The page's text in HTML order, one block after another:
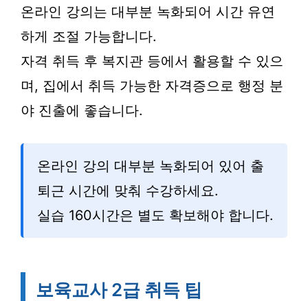
온라인 강의는 대부분 녹화되어 시간 유연
하게 조절 가능합니다.
자격 취득 후 복지관 등에서 활용할 수 있으
며, 집에서 취득 가능한 자격증으로 행정 분
야 진출에 좋습니다.
온라인 강의 대부분 녹화되어 있어 출
퇴근 시간에 맞춰 수강하세요.
실습 160시간은 별도 확보해야 합니다.
보육교사 2급 취득 팁